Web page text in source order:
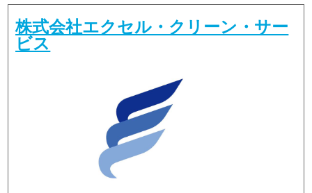
株式会社エクセル・クリーン・サー
ビス